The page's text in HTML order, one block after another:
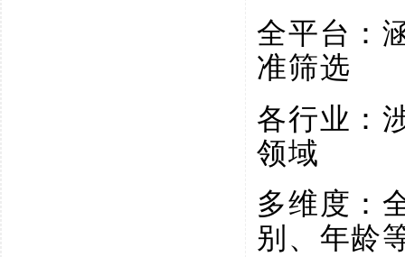
全平台：
准筛选
各行业：
领域
多维度：
别、年龄